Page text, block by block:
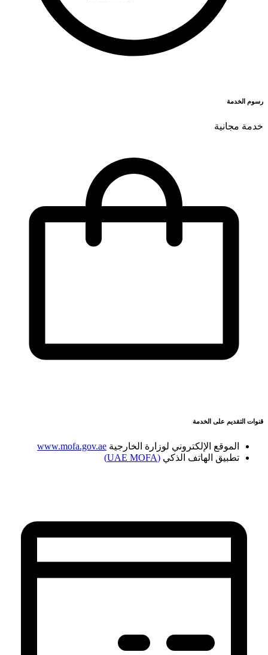
رسوم الخدمة
خدمة مجانية
قنوات التقديم على الخدمة
الموقع الإلكتروني لوزارة الخارجية www.mofa.gov.ae
تطبيق الهاتف الذكي (UAE MOFA)